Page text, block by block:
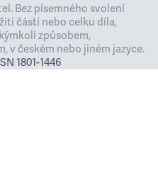
Bez písemného svolení
částí nebo celku díla,
způsobem,
v českém nebo jiném jazyce.
1801-1446